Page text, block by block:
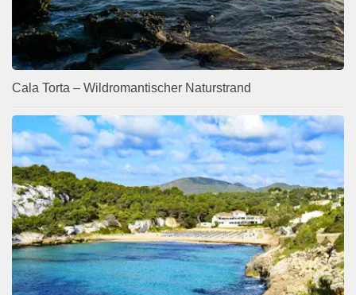
Cala Torta – Wildromantischer Naturstrand